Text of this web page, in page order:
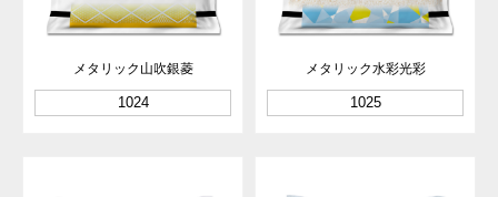
メタリック山吹銀菱
1024
メタリック水彩光彩
1025